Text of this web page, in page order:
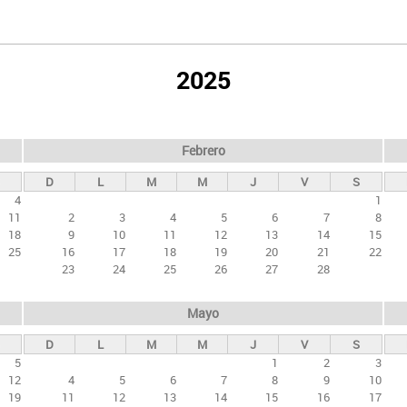
2025
4
11
18
25
Febrero
D L M M J V
S
1
2
3 4 5 6 7
8
9
10 11 12 13 14
15
16
17 18 19 20 21
22
23
24 25 26 27 28
5
12
19
Mayo
D L M M J V
S
1
2
3
4
5 6 7 8 9
10
11
12 13 14 15 16
17